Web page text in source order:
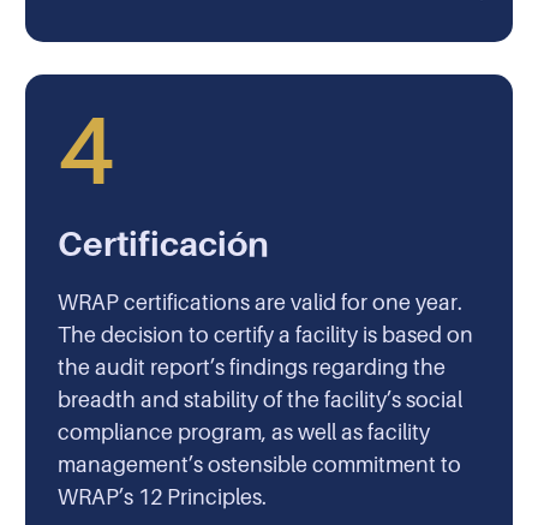
4
Certificación
WRAP certifications are valid for one year.
The decision to certify a facility is based on
the audit report’s findings regarding the
breadth and stability of the facility’s social
compliance program, as well as facility
management’s ostensible commitment to
WRAP’s 12 Principles.